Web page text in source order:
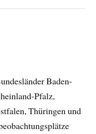
Baden-
Pfalz,
Thüringen und